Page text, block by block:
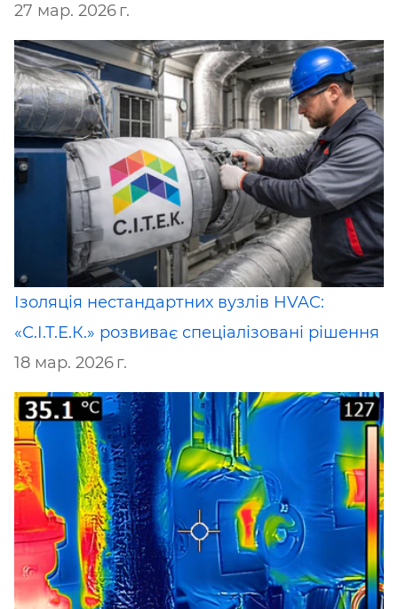
27 мар. 2026 г.
Ізоляція нестандартних вузлів HVAC:
«С.І.Т.Е.К.» розвиває спеціалізовані рішення
18 мар. 2026 г.